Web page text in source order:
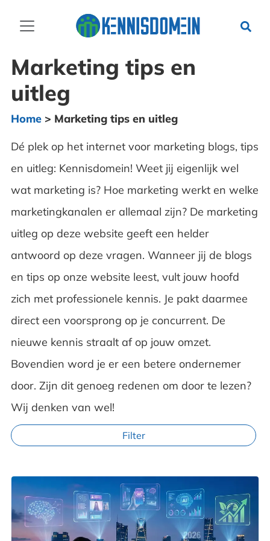
Marketing tips en
uitleg
Home> Marketing tips en uitleg
Dé plek op het internet voor marketing blogs, tips
en uitleg: Kennisdomein! Weet jij eigenlijk wel
wat marketing is? Hoe marketing werkt en welke
marketingkanalen er allemaal zijn? De marketing
uitleg op deze website geeft een helder
antwoord op deze vragen. Wanneer jij de blogs
en tips op onze website leest, vult jouw hoofd
zich met professionele kennis. Je pakt daarmee
direct een voorsprong op je concurrent. De
nieuwe kennis straalt af op jouw omzet.
Bovendien word je er een betere ondernemer
door. Zijn dit genoeg redenen om door te lezen?
Wij denken van wel!
Filter